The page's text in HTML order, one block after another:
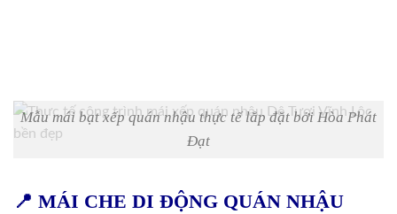
Mẫu mái bạt xếp quán nhậu thực tế lắp đặt bởi Hòa Phát
Đạt
📍 MÁI CHE DI ĐỘNG QUÁN NHẬU